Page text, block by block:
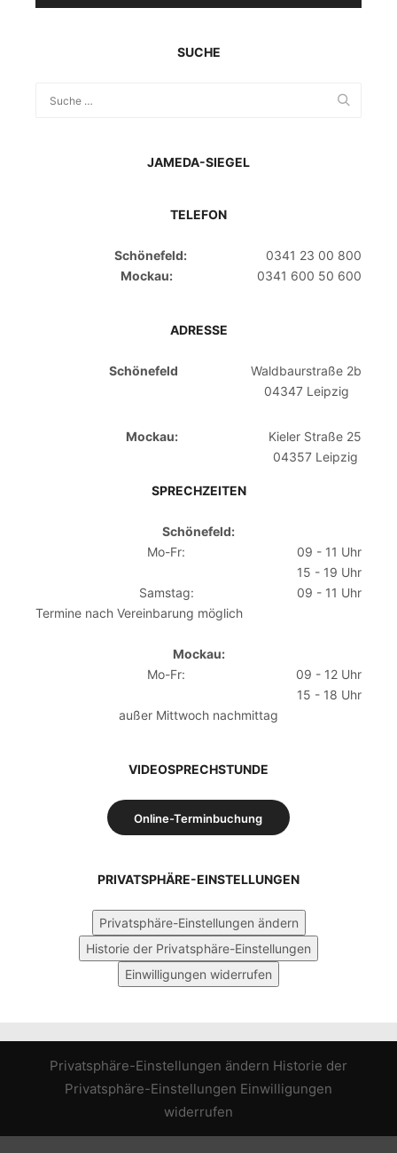
SUCHE
JAMEDA-SIEGEL
TELEFON
Schönefeld:
0341 23 00 800
Mockau:
0341 600 50 600
ADRESSE
Schönefeld
Waldbaurstraße 2b
04347 Leipzig
Mockau:
Kieler Straße 25
04357 Leipzig
SPRECHZEITEN
Schönefeld:
Mo-Fr:
09 - 11 Uhr
15 - 19 Uhr
Samstag:
09 - 11 Uhr
Termine nach Vereinbarung möglich
Mockau:
Mo-Fr:
09 - 12 Uhr
15 - 18 Uhr
außer Mittwoch nachmittag
VIDEOSPRECHSTUNDE
Online-Terminbuchung
PRIVATSPHÄRE-EINSTELLUNGEN
Privatsphäre-Einstellungen ändern
Historie der Privatsphäre-Einstellungen
Einwilligungen widerrufen
Privatsphäre-Einstellungen ändern Historie der
Privatsphäre-Einstellungen Einwilligungen
widerrufen